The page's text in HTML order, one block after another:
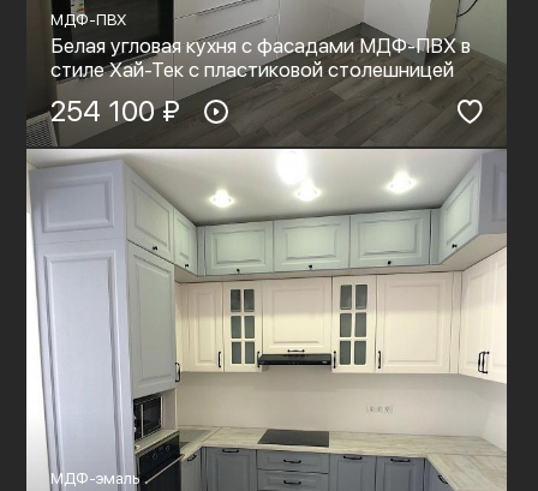
МДФ-ПВХ
Белая угловая кухня с фасадами МДФ-ПВХ в
стиле Хай-Тек с пластиковой столешницей
254 100 ₽
МДФ-эмаль